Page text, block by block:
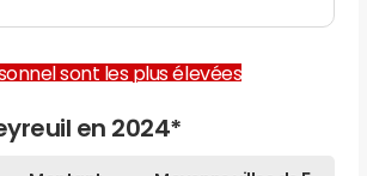
sont les plus élevées
en 2024*